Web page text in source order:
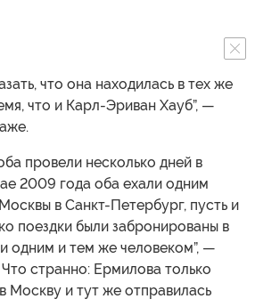
что она находилась в тех же
что и Карл-Эриван Хауб”, —
провели несколько дней в
2009 года оба ехали одним
в Санкт-Петербург, пусть и
поездки были забронированы в
одним и тем же человеком”, —
странно: Ермилова только
Москву и тут же отправилась